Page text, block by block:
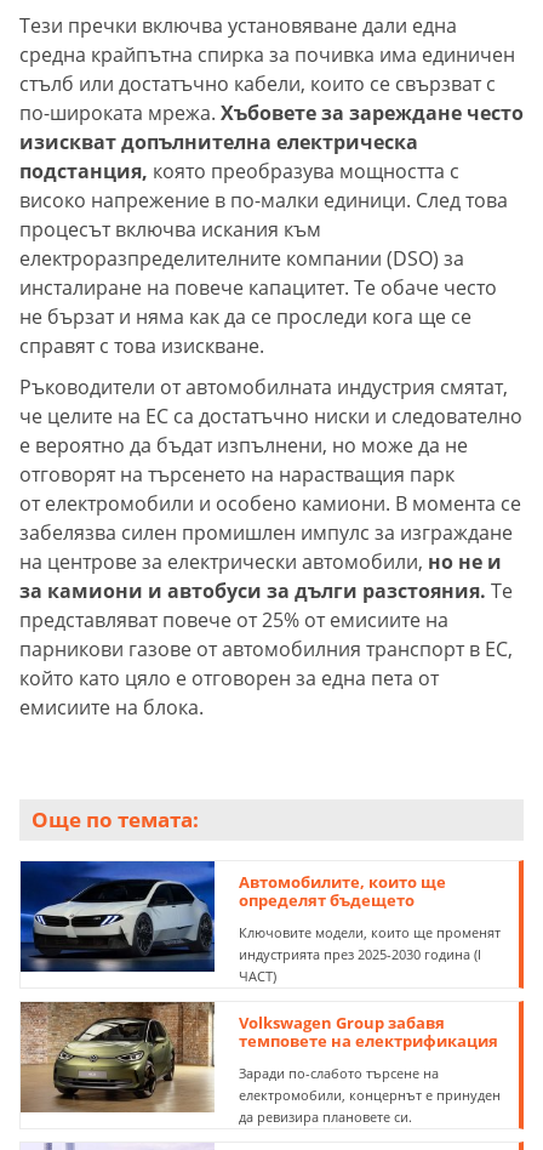
Тези пречки включва установяване дали една
средна крайпътна спирка за почивка има единичен
стълб или достатъчно кабели, които се свързват с
по-широката мрежа. Хъбовете за зареждане често
изискват допълнителна електрическа
подстанция, която преобразува мощността с
високо напрежение в по-малки единици. След това
процесът включва искания към
електроразпределителните компании (DSO) за
инсталиране на повече капацитет. Те обаче често
не бързат и няма как да се проследи кога ще се
справят с това изискване.
Ръководители от автомобилната индустрия смятат,
че целите на ЕС са достатъчно ниски и следователно
е вероятно да бъдат изпълнени, но може да не
отговорят на търсенето на нарастващия парк
от електромобили и особено камиони. В момента се
забелязва силен промишлен импулс за изграждане
на центрове за електрически автомобили, но не и
за камиони и автобуси за дълги разстояния. Те
представляват повече от 25% от емисиите на
парникови газове от автомобилния транспорт в ЕС,
който като цяло е отговорен за една пета от
емисиите на блока.
Още по темата:
Автомобилите, които ще
определят бъдещето
Ключовите модели, които ще променят
индустрията през 2025-2030 година (I
ЧАСТ)
Volkswagen Group забавя
темповете на електрификация
Заради по-слабото търсене на
електромобили, концернът е принуден
да ревизира плановете си.